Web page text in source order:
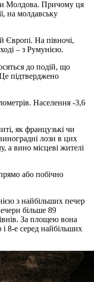
Молдова. Причому ця
на молдавську
Європі. На півночі,
– з Румунією.
до подій, що
підтверджено
Населення -3,6
як французькі чи
лози в цих
а вино місцеві жителі
або побічно
з найбільших печер
більше 89
За площею вона
і 8-е серед найбільших